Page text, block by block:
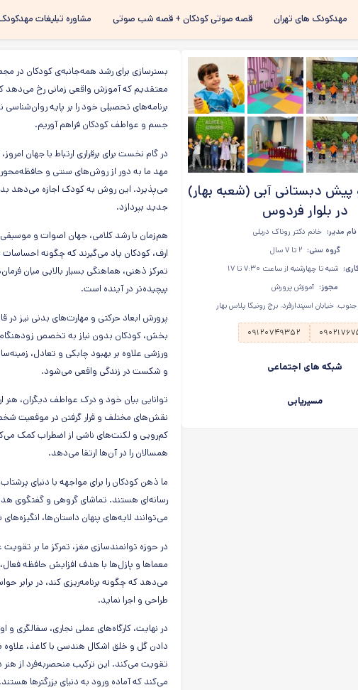
مهدکودک های تهران قصه صوتی کودکان + قصه شب صوتی مشاوره تبلیغات
دبستانی آبی (شعبه بهار)
در بلوار فردوس
نام مدیر: خانم دکتر روناک دریلی
گروه سنی: ۲ تا ۷ سال
شنبه تا چهارشنبه از ساعت ۷:۳۰ تا ۱۷
مجوز: آموزش پرورش
جنوب، خیابان اسپندارفرد، برج رونیکا پلاس بهار
۰۹۱۲۰۷۴۹۳۵۲
شبکه های اجتماعی
مسیریابی
بسترسازی برای رشد همه‌جانبه‌ی کودکان در
معتقدیم که آموزش واقعی زمانی رخ می‌دهد
برنامه‌های تحصیلی خود را بر پایه
جسم و عواطف کودکان فراهم آوریم.
در گام نخست برای برقراری ارتباط با جهان
می‌پذیرد. این روش به کودک اجازه می‌دهد
جدید بپردازد.
هم‌زمان با رشد کلامی، جهان اصوات و
ارف، کودکان یاد می‌گیرند که چگونه احساسات
تمرکز ذهنی، هماهنگی بسیار بالایی میان
پیچیده‌تر در آینده است.
پرورش ابعاد حرکتی و مهارت‌های بدنی نیز
بخش، کودکان بدون نیاز به تخصص
ورزشی علاوه بر بهبود چابکی و تعادل،
و شکست در زندگی واقعی می‌شود.
توانایی بیان خود و درک عواطف دیگران،
نقش‌های مختلف و قرار گرفتن در موقعیت
کم‌رویی و لکنت‌های ناشی از اضطراب کمک
همسالان را در آن‌ها ارتقا می‌دهد.
ما ذهن کودکان را برای مواجهه با دنیای
رسانه‌ای هستند. تماشای گروهی و گفتگوی
می‌توانند لایه‌های پنهان داستان‌ها،
در حوزه توانمندسازی مغز، تمرکز ما بر
معماها و پازل‌ها با هدف افزایش حافظه
می‌دهد که چگونه برنامه‌ریزی کند، در برابر
طراحی و اجرا نماید.
در نهایت، کارگاه‌های عملی نجاری، سفالگری و
دادن گل و خلق اشکال هندسی با کاغذ،
تقویت می‌کند. این ترکیب منحصربه‌فرد از هنر
می‌کند که آماده ورود به دنیای بزرگترها هستند.